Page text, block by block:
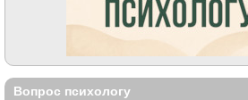
Вопрос психологу